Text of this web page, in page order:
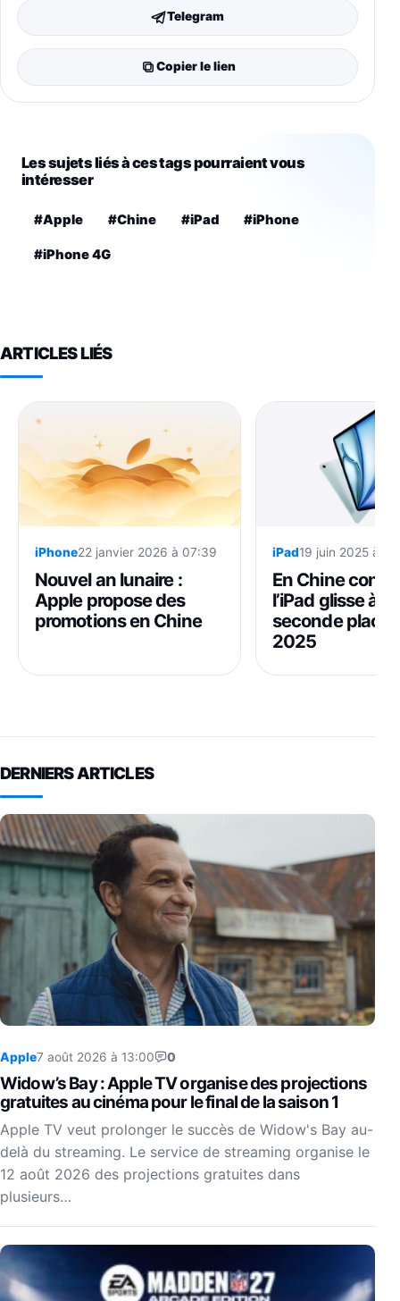
Telegram
Copier le lien
Les sujets liés à ces tags pourraient vous
intéresser
#Apple #Chine #iPad #iPhone
#iPhone 4G
ARTICLES LIÉS
iPhone22 janvier 2026 à 07:39
Nouvel an lunaire :
Apple propose des
promotions en Chine
iPad19 juin 2025 à
En Chine
l’iPad glisse à la
seconde place
2025
DERNIERS ARTICLES
Apple7 août 2026 à 13:00 0
Widow’s Bay : Apple TV organise des projections
gratuites au cinéma pour le final de la saison 1
Apple TV veut prolonger le succès de Widow's Bay au-
delà du streaming. Le service de streaming organise le
12 août 2026 des projections gratuites dans
plusieurs…